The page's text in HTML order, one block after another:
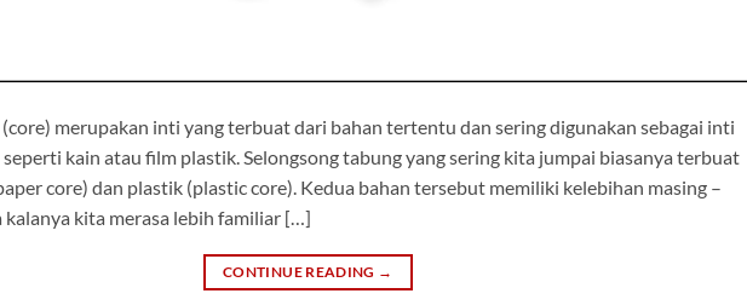
merupakan inti yang terbuat dari bahan tertentu dan sering digunakan sebagai inti
kain atau film plastik. Selongsong tabung yang sering kita jumpai biasanya terbuat
core) dan plastik (plastic core). Kedua bahan tersebut memiliki kelebihan masing –
kalanya kita merasa lebih familiar […]
CONTINUE READING →